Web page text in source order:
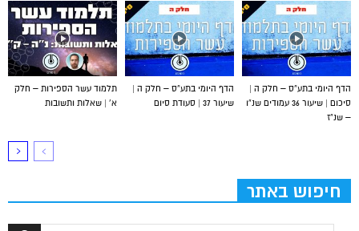
תלמוד עשר הספירות – חלק
א’ | שאלות ותשובות
הדף היומי בתע”ס – חלק ה |
שיעור 37 | סעודת סיום
הדף היומי בתע”ס – חלק ה |
סיכום | שיעור 36 עמודים שנ”ו
– שנ”ז
חיפוש באתר